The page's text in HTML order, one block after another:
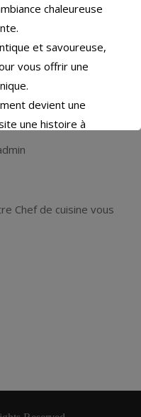
Chef de cuisine vous
chaleureuse
et savoureuse,
vous offrir une
devient une
une histoire à